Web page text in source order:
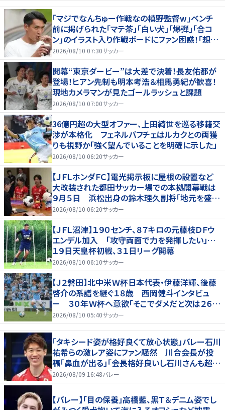
｢マジでなんちゅー作戦なの槙野監督w｣ベンチ
前に掲げられた｢マテ茶｣｢白い犬｣｢爆弾｣｢合コ
ン｣のイラスト入り作戦ボードにファン困惑！｢想像
よりデカくて吹いた｣
2026/08/10 07:30サッカー
開幕“東京ダービー”は大差で決着！長友佑都が
登場！ヒアン先制も明本考浩＆相馬勇紀が歓喜！
現地カメラマンが見たゴールラッシュと課題
2026/08/10 07:00サッカー
36億円超の大型オファー、上田綺世を巡る移籍交
渉が本格化 フェネルバフチェはルカクとの両獲
りも視野か「強く望んでいることを明確に示した」
2026/08/10 06:20サッカー
【ＪＦＬホンダＦＣ】電光掲示板に屋根の設置など
大改装された都田サッカー場での本拠開幕戦は
９月５日 浜松出身の鈴木理久副将「地元を盛り
上げたい」
2026/08/10 06:20サッカー
【ＪＦＬ沼津】１９０センチ、８７キロの元藤枝ＤＦウ
エンデル加入 「攻守両面で力を発揮したい」…
１９日天皇杯初戦、３１日リーグ開幕
2026/08/10 06:10サッカー
【Ｊ２磐田】北中米Ｗ杯日本代表・伊藤洋輝、後藤
啓介の系譜を継ぐ１８歳 西岡健斗インタビュ
ー ３０年Ｗ杯へ意欲「そこでダメだと次は２６
歳」
2026/08/10 05:40サッカー
「タキシード姿が格好良くて放心状態」バレー石川
祐希らの激レア姿にファン騒然 川合会長が投
稿「鼻血が出る」「会長格好良いし石川さんも超格
好いい」
2026/08/09 16:48バレー
【バレー】「目の保養」高橋藍、黒Ｔ＆デニム姿でし